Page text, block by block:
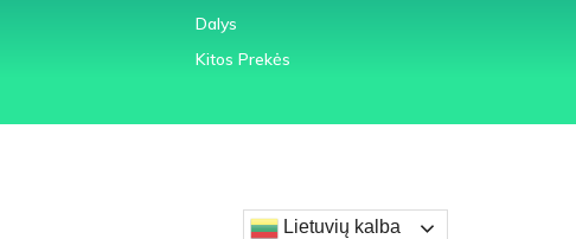
Dalys
Kitos Prekės
Lietuvių kalba